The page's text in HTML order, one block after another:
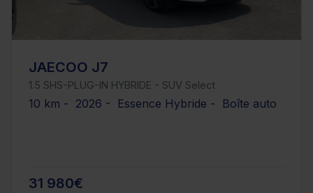
JAECOO J7
1.5 SHS-PLUG-IN HYBRIDE - SUV Select
10 km - 2026 - Essence Hybride - Boîte auto
31 980€